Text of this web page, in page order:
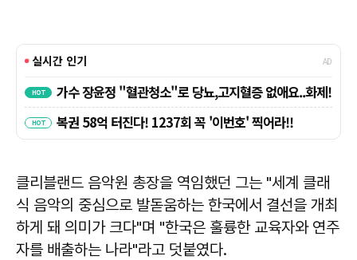
클리블랜드 음악원 총장을 역임했던 그는 "세계 클래
식 음악의 중심으로 발돋움하는 한국에서 결선을 개최
하게 돼 의미가 크다"며 "한국은 훌륭한 교육자와 연주
자를 배출하는 나라"라고 덧붙였다.